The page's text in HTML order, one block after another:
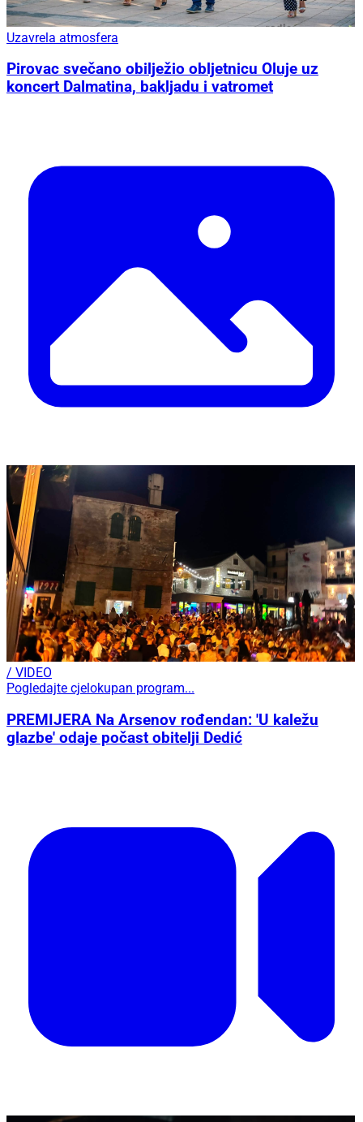
Uzavrela atmosfera
Pirovac svečano obilježio obljetnicu Oluje uz
koncert Dalmatina, bakljadu i vatromet
/ VIDEO
Pogledajte cjelokupan program...
PREMIJERA Na Arsenov rođendan: 'U kaležu
glazbe' odaje počast obitelji Dedić